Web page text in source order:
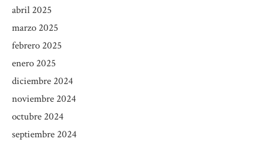
abril 2025
marzo 2025
febrero 2025
enero 2025
diciembre 2024
noviembre 2024
octubre 2024
septiembre 2024